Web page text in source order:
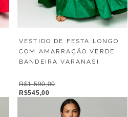
VESTIDO DE FESTA LONGO
COM AMARRAÇÃO VERDE
BANDEIRA VARANASI
R$1.590,00
R$545,00